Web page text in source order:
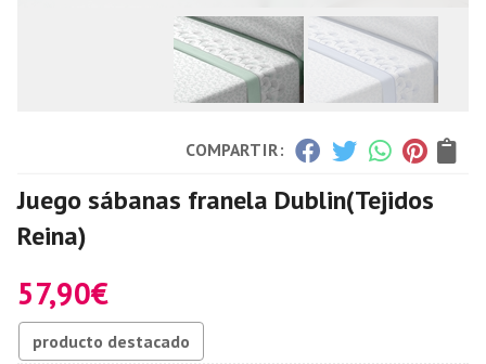
COMPARTIR:
Juego sábanas franela Dublin(Tejidos
Reina)
57,90€
producto destacado